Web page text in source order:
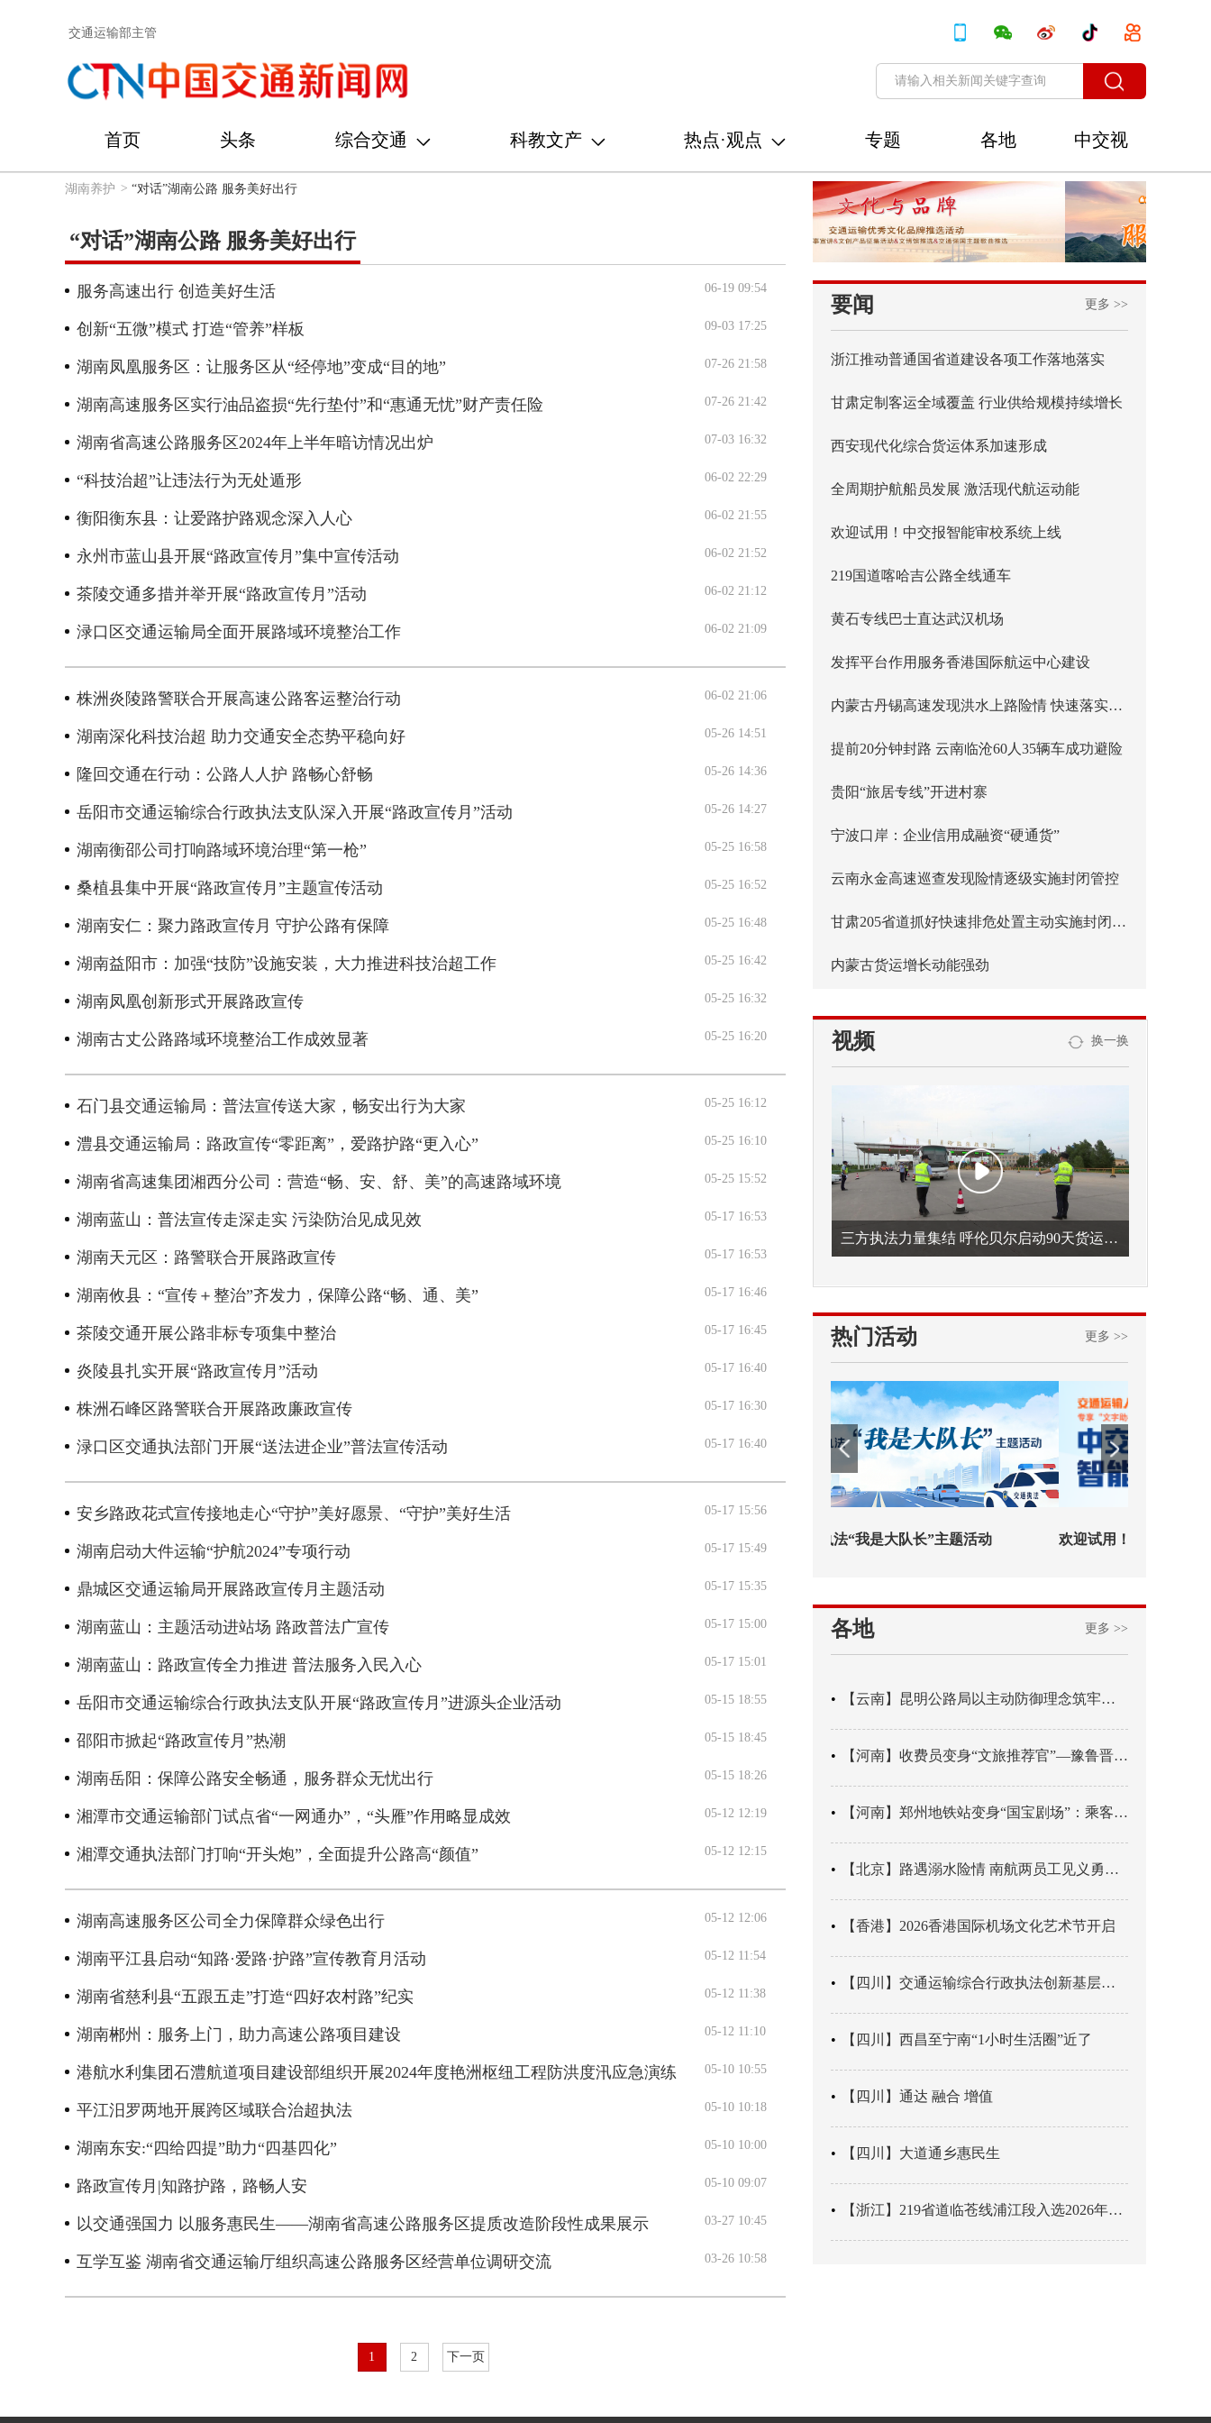
交通运输部主管
首页 头条 综合交通 科教文产 热点·观点 专题 各地
中交视
讯
湖南养护 > “对话”湖南公路 服务美好出行
“对话”湖南公路 服务美好出行
服务高速出行 创造美好生活 06-19 09:54
创新“五微”模式 打造“管养”样板 09-03 17:25
湖南凤凰服务区：让服务区从“经停地”变成“目的地” 07-26 21:58
湖南高速服务区实行油品盗损“先行垫付”和“惠通无忧”财产责任险 07-26 21:42
湖南省高速公路服务区2024年上半年暗访情况出炉 07-03 16:32
“科技治超”让违法行为无处遁形 06-02 22:29
衡阳衡东县：让爱路护路观念深入人心 06-02 21:55
永州市蓝山县开展“路政宣传月”集中宣传活动 06-02 21:52
茶陵交通多措并举开展“路政宣传月”活动 06-02 21:12
渌口区交通运输局全面开展路域环境整治工作 06-02 21:09
株洲炎陵路警联合开展高速公路客运整治行动 06-02 21:06
湖南深化科技治超 助力交通安全态势平稳向好 05-26 14:51
隆回交通在行动：公路人人护 路畅心舒畅 05-26 14:36
岳阳市交通运输综合行政执法支队深入开展“路政宣传月”活动 05-26 14:27
湖南衡邵公司打响路域环境治理“第一枪” 05-25 16:58
桑植县集中开展“路政宣传月”主题宣传活动 05-25 16:52
湖南安仁：聚力路政宣传月 守护公路有保障 05-25 16:48
湖南益阳市：加强“技防”设施安装，大力推进科技治超工作 05-25 16:42
湖南凤凰创新形式开展路政宣传 05-25 16:32
湖南古丈公路路域环境整治工作成效显著 05-25 16:20
石门县交通运输局：普法宣传送大家，畅安出行为大家 05-25 16:12
澧县交通运输局：路政宣传“零距离”，爱路护路“更入心” 05-25 16:10
湖南省高速集团湘西分公司：营造“畅、安、舒、美”的高速路域环境 05-25 15:52
湖南蓝山：普法宣传走深走实 污染防治见成见效 05-17 16:53
湖南天元区：路警联合开展路政宣传 05-17 16:53
湖南攸县：“宣传＋整治”齐发力，保障公路“畅、通、美” 05-17 16:46
茶陵交通开展公路非标专项集中整治 05-17 16:45
炎陵县扎实开展“路政宣传月”活动 05-17 16:40
株洲石峰区路警联合开展路政廉政宣传 05-17 16:30
渌口区交通执法部门开展“送法进企业”普法宣传活动 05-17 16:40
安乡路政花式宣传接地走心“守护”美好愿景、“守护”美好生活 05-17 15:56
湖南启动大件运输“护航2024”专项行动 05-17 15:49
鼎城区交通运输局开展路政宣传月主题活动 05-17 15:35
湖南蓝山：主题活动进站场 路政普法广宣传 05-17 15:00
湖南蓝山：路政宣传全力推进 普法服务入民入心 05-17 15:01
岳阳市交通运输综合行政执法支队开展“路政宣传月”进源头企业活动 05-15 18:55
邵阳市掀起“路政宣传月”热潮 05-15 18:45
湖南岳阳：保障公路安全畅通，服务群众无忧出行 05-15 18:26
湘潭市交通运输部门试点省“一网通办”，“头雁”作用略显成效 05-12 12:19
湘潭交通执法部门打响“开头炮”，全面提升公路高“颜值” 05-12 12:15
湖南高速服务区公司全力保障群众绿色出行 05-12 12:06
湖南平江县启动“知路·爱路·护路”宣传教育月活动 05-12 11:54
湖南省慈利县“五跟五走”打造“四好农村路”纪实 05-12 11:38
湖南郴州：服务上门，助力高速公路项目建设 05-12 11:10
港航水利集团石澧航道项目建设部组织开展2024年度艳洲枢纽工程防洪度汛应急演练 05-10 10:55
平江汨罗两地开展跨区域联合治超执法 05-10 10:18
湖南东安:“四给四提”助力“四基四化” 05-10 10:00
路政宣传月|知路护路，路畅人安 05-10 09:07
以交通强国力 以服务惠民生——湖南省高速公路服务区提质改造阶段性成果展示 03-27 10:45
互学互鉴 湖南省交通运输厅组织高速公路服务区经营单位调研交流 03-26 10:58
1 2 下一页
要闻 更多 >>
浙江推动普通国省道建设各项工作落地落实
甘肃定制客运全域覆盖 行业供给规模持续增长
西安现代化综合货运体系加速形成
全周期护航船员发展 激活现代航运动能
欢迎试用！中交报智能审校系统上线
219国道喀哈吉公路全线通车
黄石专线巴士直达武汉机场
发挥平台作用服务香港国际航运中心建设
内蒙古丹锡高速发现洪水上路险情 快速落实主线封闭管控
提前20分钟封路 云南临沧60人35辆车成功避险
贵阳“旅居专线”开进村寨
宁波口岸：企业信用成融资“硬通货”
云南永金高速巡查发现险情逐级实施封闭管控
甘肃205省道抓好快速排危处置主动实施封闭管控
内蒙古货运增长动能强劲
视频 换一换
三方执法力量集结 呼伦贝尔启动90天货运车辆违法专项整治
热门活动 更多 >>
欢迎试用！中交报智能审校系统上线
各地 更多 >>
【云南】昆明公路局以主动防御理念筑牢汛期安全防线
【河南】收费员变身“文旅推荐官”—豫鲁晋四地市交旅融合让游客一下高速就“入戏”
【河南】郑州地铁站变身“国宝剧场”：乘客刚出车厢，就“入戏”千年
【北京】路遇溺水险情 南航两员工见义勇为科学施救
【香港】2026香港国际机场文化艺术节开启
【四川】交通运输综合行政执法创新基层辖区治理“4+3” 新模式
【四川】西昌至宁南“1小时生活圈”近了
【四川】通达 融合 增值
【四川】大道通乡惠民生
【浙江】219省道临苍线浦江段入选2026年度美丽公路项目展示交流活动名单